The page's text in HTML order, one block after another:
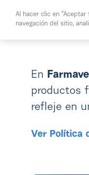
En
productos
refleje en
Ver Política
Al hacer clic en
navegación del sitio,